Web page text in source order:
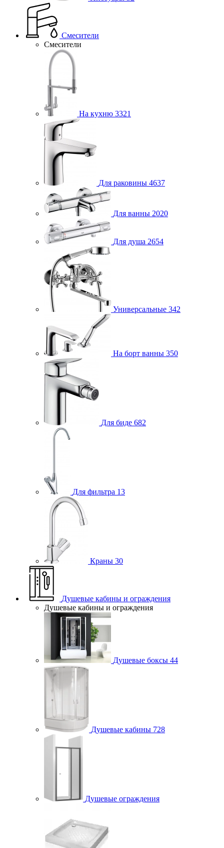
Смесители
Смесители
На кухню 3321
Для раковины 4637
Для ванны 2020
Для душа 2654
Универсальные 342
На борт ванны 350
Для биде 682
Для фильтра 13
Краны 30
Душевые кабины и ограждения
Душевые кабины и ограждения
Душевые боксы 44
Душевые кабины 728
Душевые ограждения